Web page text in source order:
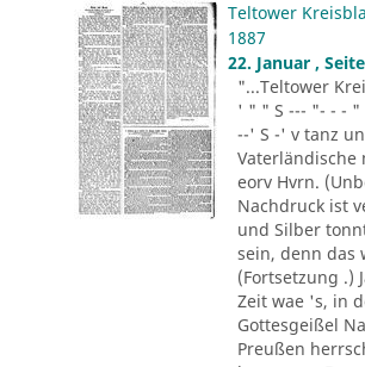
Teltower
1887
22. Januar ,
"...Teltower
' " " S --- "- - - "
--' S -' v tanz
Vaterländische
eorv Hvrn.
Nachdruck ist
und Silber
sein, denn das
(Fortsetzung .)
Zeit wae 's, in
Gottesgeißel
Preußen